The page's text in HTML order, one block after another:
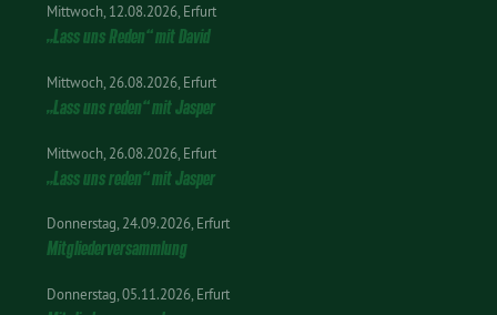
Mittwoch 12.08.2026 Erfurt
„Lass uns Reden“ mit David
Mittwoch 26.08.2026 Erfurt
„Lass uns reden“ mit Jasper
Mittwoch 26.08.2026 Erfurt
„Lass uns reden“ mit Jasper
Donnerstag 24.09.2026 Erfurt
Mitgliederversammlung
Donnerstag 05.11.2026 Erfurt